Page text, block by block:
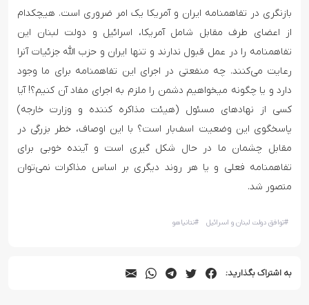
بازنگری در تفاهمنامه ایران و آمریکا یک امر ضروری است. هیچکدام
از اعضای طرف مقابل شامل آمریکا، اسرائیل و دولت لبنان این
تفاهمنامه را در عمل قبول ندارند و تنها ایران و حزب الله جزئیات آنرا
رعایت می‌کنند. چه منفعتی در اجرای این تفاهمنامه برای ما وجود
دارد و یا چگونه میخواهیم دشمن را ملزم به اجرای مفاد آن کنیم؟! آیا
کسی از نهادهای مسئول (هیئت مذاکره کننده و وزارت خارجه)
پاسخگوی این وضعیت اسف‌بار است؟ با این اوصاف، خطر بزرگی در
مقابل چشمان ما در حال شکل گیری است و آینده خوبی برای
تفاهمنامه فعلی و یا هر روند دیگری بر اساس مذاکرات نمی‌توان
متصور شد.
#توافق دولت لبنان و اسرائیل #نتانیاهو
به اشتراک بگذارید: